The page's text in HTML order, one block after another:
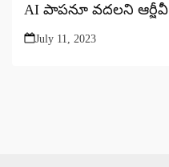
AI పాపనూ వదలని ఆర్జీవీ
July 11, 2023